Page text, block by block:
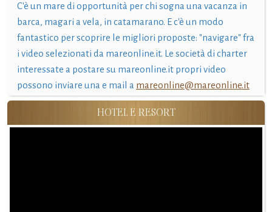
C'è un mare di opportunità per chi sogna una vacanza in
barca, magari a vela, in catamarano. E c'è un modo
fantastico per scoprire le migliori proposte: "navigare" fra
i video selezionati da mareonline.it. Le società di charter
interessate a postare su mareonline.it propri video
possono inviare una e mail a mareonline@mareonline.it
HOTEL E RESORT